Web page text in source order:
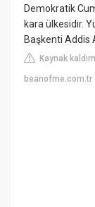
Demokratik
kara ülkesidir.
Başkenti Addis
Kaynak
beanofme.com.tr